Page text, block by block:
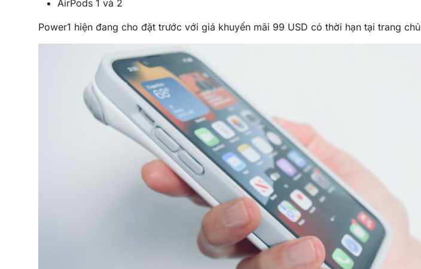
AirPods 1 và 2
Power1 hiện đang cho đặt trước với giá khuyến mãi 99 USD có thời hạn tại trang chủ